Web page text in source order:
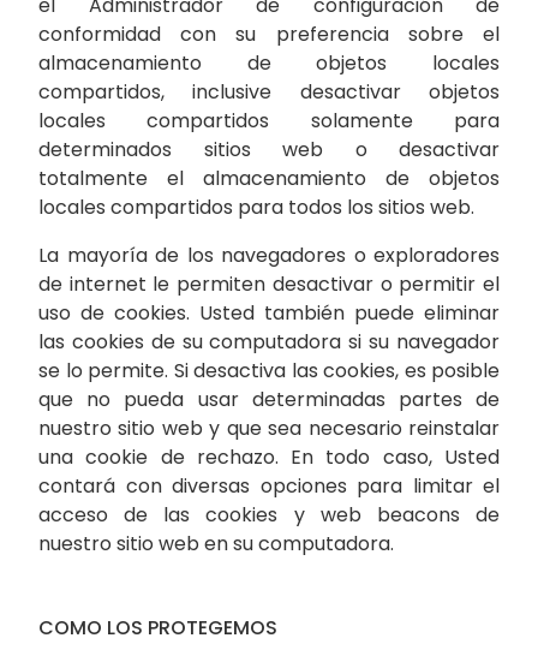
conformidad con su preferencia sobre el
almacenamiento de objetos locales
compartidos, inclusive desactivar objetos
locales compartidos solamente para
determinados sitios web o desactivar
totalmente el almacenamiento de objetos
locales compartidos para todos los sitios web.
La mayoría de los navegadores o exploradores
de internet le permiten desactivar o permitir el
uso de cookies. Usted también puede eliminar
las cookies de su computadora si su navegador
se lo permite. Si desactiva las cookies, es posible
que no pueda usar determinadas partes de
nuestro sitio web y que sea necesario reinstalar
una cookie de rechazo. En todo caso, Usted
contará con diversas opciones para limitar el
acceso de las cookies y web beacons de
nuestro sitio web en su computadora.
COMO LOS PROTEGEMOS